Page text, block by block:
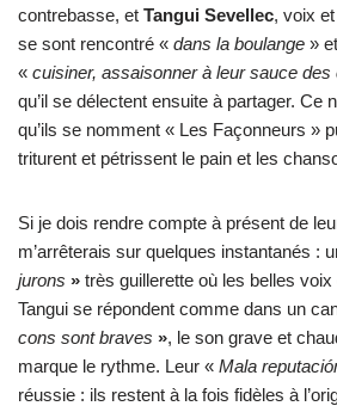
contrebasse, et Tangui Sevellec, voix
se sont rencontré « dans la boulange »
« cuisiner, assaisonner à leur sauce
qu’il se délectent ensuite à partager. Ce
qu’ils se nomment « Les Façonneurs »
triturent et pétrissent le pain et les
Si je dois rendre compte à présent de
m’arrêterais sur quelques instantanés :
jurons » très guillerette où les belles
Tangui se répondent comme dans un
cons sont braves », le son grave et
marque le rythme. Leur « Mala
réussie : ils restent à la fois fidèles à